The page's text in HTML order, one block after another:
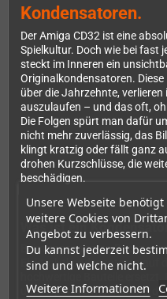
Unsere Webseite
weitere Cookies von
Angebot zu verbessern.
Du kannst jederzeit
sind und welche nicht.
Weitere Informationen
Kondensatoren.
Der Amiga CD32 ist eine
Spielkultur. Doch wie bei fast
steckt im Inneren ein
Originalkondensatoren.
über die Jahrzehnte,
auszulaufen – und das oft,
Die Folgen spürt man dafür
nicht mehr zuverlässig, das
klingt kratzig oder fällt ganz
drohen Kurzschlüsse, die
beschädigen.
Was ist ein
Beim sogenannten Recap
Elektrolytkondensatoren auf
und Reparaturmaßnahme,